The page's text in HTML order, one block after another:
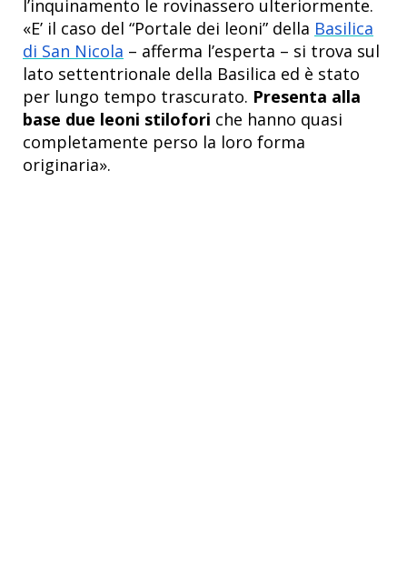
l’inquinamento le rovinassero ulteriormente.
«E’ il caso del “Portale dei leoni” della Basilica
di San Nicola – afferma l’esperta – si trova sul
lato settentrionale della Basilica ed è stato
per lungo tempo trascurato. Presenta alla
base due leoni stilofori che hanno quasi
completamente perso la loro forma
originaria».